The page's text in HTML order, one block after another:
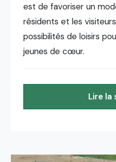
est de favoriser un
résidents et les
possibilités de loisirs
jeunes de
Lire la